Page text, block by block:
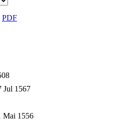
PDF
Jul 1567
Mai 1556